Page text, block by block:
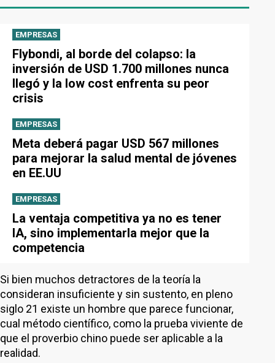
EMPRESAS
Flybondi, al borde del colapso: la
inversión de USD 1.700 millones nunca
llegó y la low cost enfrenta su peor
crisis
EMPRESAS
Meta deberá pagar USD 567 millones
para mejorar la salud mental de jóvenes
en EE.UU
EMPRESAS
La ventaja competitiva ya no es tener
IA, sino implementarla mejor que la
competencia
Si bien muchos detractores de la teoría la
consideran insuficiente y sin sustento, en pleno
siglo 21 existe un hombre que parece funcionar,
cual método científico, como la prueba viviente de
que el proverbio chino puede ser aplicable a la
realidad.